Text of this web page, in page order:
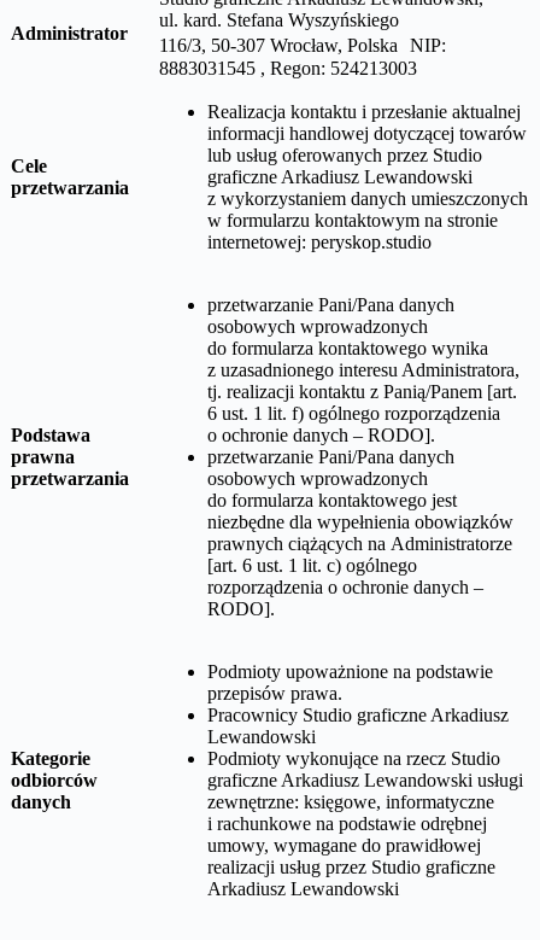
Administrator
ul. kard. Stefana Wyszyńskiego
116/3, 50-307 Wrocław, Polska NIP:
8883031545 , Regon: 524213003
Cele
przetwarzania
Realizacja kontaktu i przesłanie aktualnej
informacji handlowej dotyczącej towarów
lub usług oferowanych przez Studio
graficzne Arkadiusz Lewandowski
z wykorzystaniem danych umieszczonych
w formularzu kontaktowym na stronie
internetowej: peryskop.studio
Podstawa
prawna
przetwarzania
przetwarzanie Pani/Pana danych
osobowych wprowadzonych
do formularza kontaktowego wynika
z uzasadnionego interesu Administratora,
tj. realizacji kontaktu z Panią/Panem [art.
6 ust. 1 lit. f) ogólnego rozporządzenia
o ochronie danych – RODO].
przetwarzanie Pani/Pana danych
osobowych wprowadzonych
do formularza kontaktowego jest
niezbędne dla wypełnienia obowiązków
prawnych ciążących na Administratorze
[art. 6 ust. 1 lit. c) ogólnego
rozporządzenia o ochronie danych –
RODO].
Kategorie
odbiorców
danych
Podmioty upoważnione na podstawie
przepisów prawa.
Pracownicy Studio graficzne Arkadiusz
Lewandowski
Podmioty wykonujące na rzecz Studio
graficzne Arkadiusz Lewandowski usługi
zewnętrzne: księgowe, informatyczne
i rachunkowe na podstawie odrębnej
umowy, wymagane do prawidłowej
realizacji usług przez Studio graficzne
Arkadiusz Lewandowski